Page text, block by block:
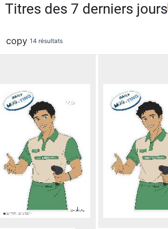
Titres des 7 derniers jours
copy 14 résultats